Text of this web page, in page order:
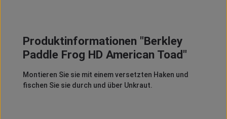
Produktinformationen "Berkley
Paddle Frog HD American Toad"
Montieren Sie sie mit einem versetzten Haken und
fischen Sie sie durch und über Unkraut.